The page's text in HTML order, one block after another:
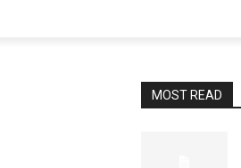
MOST READ